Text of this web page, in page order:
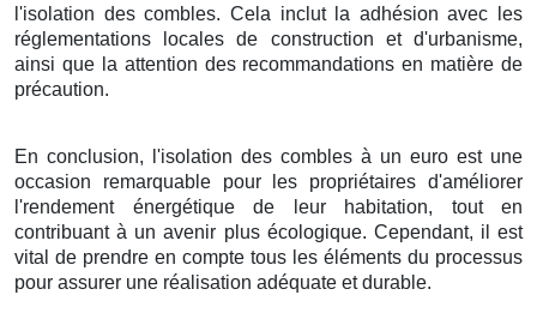
l'isolation des combles. Cela inclut la adhésion avec les
réglementations locales de construction et d'urbanisme,
ainsi que la attention des recommandations en matière de
précaution.
En conclusion, l'isolation des combles à un euro est une
occasion remarquable pour les propriétaires d'améliorer
l'rendement énergétique de leur habitation, tout en
contribuant à un avenir plus écologique. Cependant, il est
vital de prendre en compte tous les éléments du processus
pour assurer une réalisation adéquate et durable.